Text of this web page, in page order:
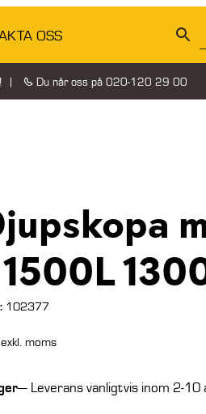
OSS
Du når oss på 020-120 29 00
102377
exkl. moms
— Leverans vanligtvis inom 2-10